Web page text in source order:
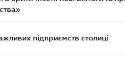
підприємств столиці